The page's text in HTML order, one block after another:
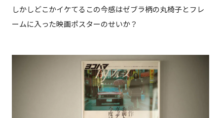
しかしどこかイケてるこの今感はゼブラ柄の丸椅子とフレ
ームに入った映画ポスターのせいか？